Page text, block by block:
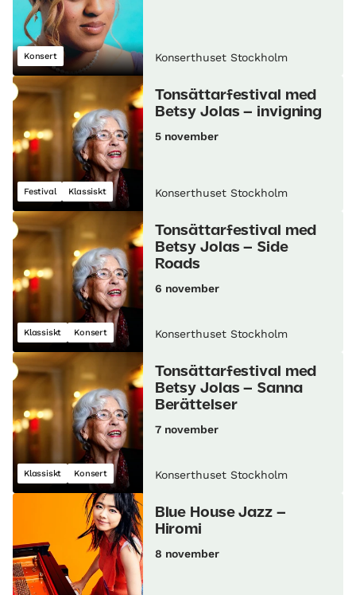
Konsert Konserthuset Stockholm
Festival Klassiskt
Tonsättarfestival med
Betsy Jolas – invigning
5 november
Konserthuset Stockholm
Klassiskt Konsert
Tonsättarfestival med
Betsy Jolas – Side
Roads
6 november
Konserthuset Stockholm
Klassiskt Konsert
Tonsättarfestival med
Betsy Jolas – Sanna
Berättelser
7 november
Konserthuset Stockholm
Blue House Jazz –
Hiromi
8 november